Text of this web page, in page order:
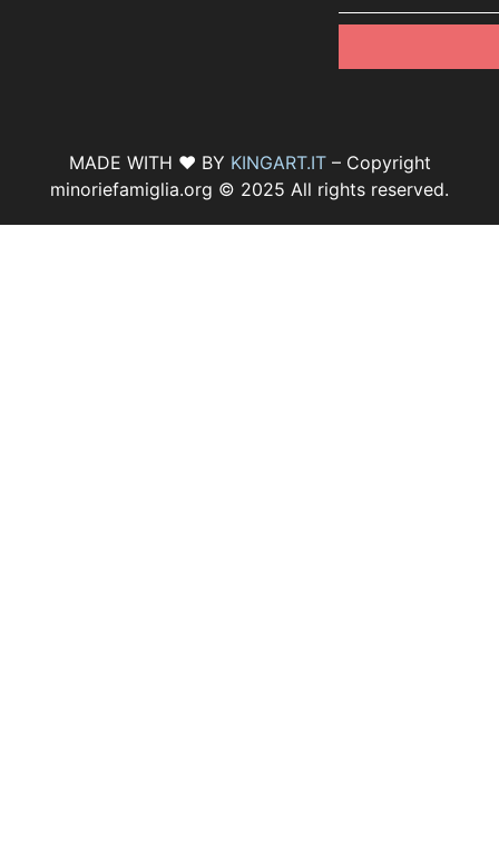
MADE WITH ♥ BY KINGART.IT– Copyright
minoriefamiglia.org © 2025 All rights reserved.